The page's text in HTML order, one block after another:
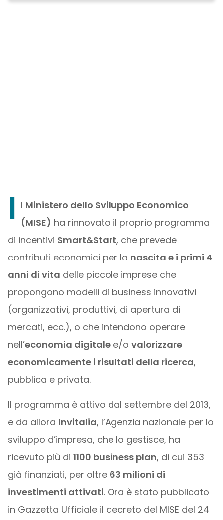
I l Ministero dello Sviluppo Economico
(MISE) ha rinnovato il proprio programma
di incentivi Smart&Start, che prevede
contributi economici per la nascita e i primi 4
anni di vita delle piccole imprese che
propongono modelli di business innovativi
(organizzativi, produttivi, di apertura di
mercati, ecc.), o che intendono operare
nell’economia digitalee/o valorizzare
economicamente i risultati della ricerca,
pubblica e privata.
Il programma è attivo dal settembre del 2013,
e da allora Invitalia, l’Agenzia nazionale per lo
sviluppo d’impresa, che lo gestisce, ha
ricevuto più di 1100 business plan, di cui 353
già finanziati, per oltre 63 milioni di
investimenti attivati. Ora è stato pubblicato
in Gazzetta Ufficiale il decreto del MISE del 24